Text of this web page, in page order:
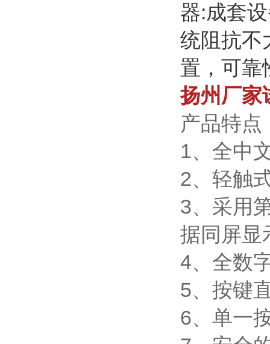
器:成套
统阻抗不
置，可靠
扬州厂家
产品特点
1、全中
2、轻触
3、采用
据同屏显
4、全数
5、按键
6、单一